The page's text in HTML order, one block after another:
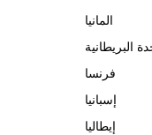
المانيا
البريطانية
فرنسا
إسبانيا
إيطاليا